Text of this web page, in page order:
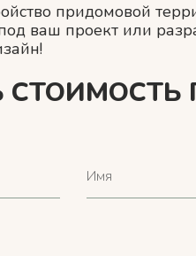
придомовой
ваш проект или
СТОИМОСТЬ